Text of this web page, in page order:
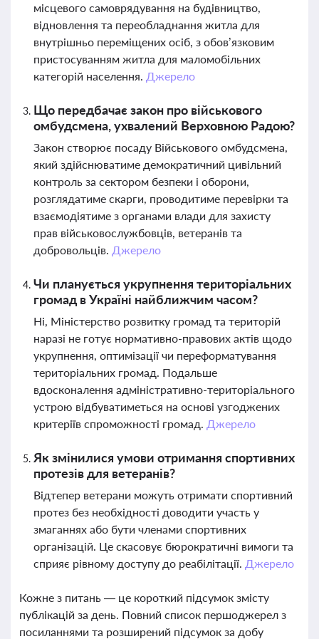
місцевого самоврядування на будівництво,
відновлення та переобладнання житла для
внутрішньо переміщених осіб, з обов’язковим
пристосуванням житла для маломобільних
категорій населення. Джерело
Що передбачає закон про військового
омбудсмена, ухвалений Верховною Радою?
Закон створює посаду Військового омбудсмена,
який здійснюватиме демократичний цивільний
контроль за сектором безпеки і оборони,
розглядатиме скарги, проводитиме перевірки та
взаємодіятиме з органами влади для захисту
прав військовослужбовців, ветеранів та
добровольців. Джерело
Чи планується укрупнення територіальних
громад в Україні найближчим часом?
Ні, Міністерство розвитку громад та територій
наразі не готує нормативно-правових актів щодо
укрупнення, оптимізації чи переформатування
територіальних громад. Подальше
вдосконалення адміністративно-територіального
устрою відбуватиметься на основі узгоджених
критеріїв спроможності громад. Джерело
Як змінилися умови отримання спортивних
протезів для ветеранів?
Відтепер ветерани можуть отримати спортивний
протез без необхідності доводити участь у
змаганнях або бути членами спортивних
організацій. Це скасовує бюрократичні вимоги та
сприяє рівному доступу до реабілітації. Джерело
Кожне з питань — це короткий підсумок змісту
публікацій за день. Повний список першоджерел з
посиланнями та розширений підсумок за добу